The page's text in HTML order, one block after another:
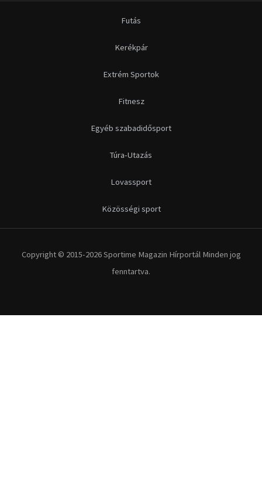
Futás
Kerékpár
Extrém Sportok
Fitnesz
Egyéb szabadidősport
Túra-Utazás
Lovassport
Közösségi sport
Copyright © 2015-2026 Sportime Magazin Hírportál Minden jog
fenntartva.